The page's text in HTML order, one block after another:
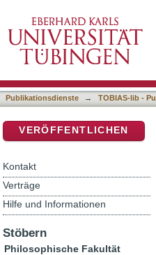
Publikationsdienste → TOBIAS-lib -
VERÖFFENTLICHEN
Kontakt
Verträge
Hilfe und Informationen
Stöbern
Philosophische Fakultät